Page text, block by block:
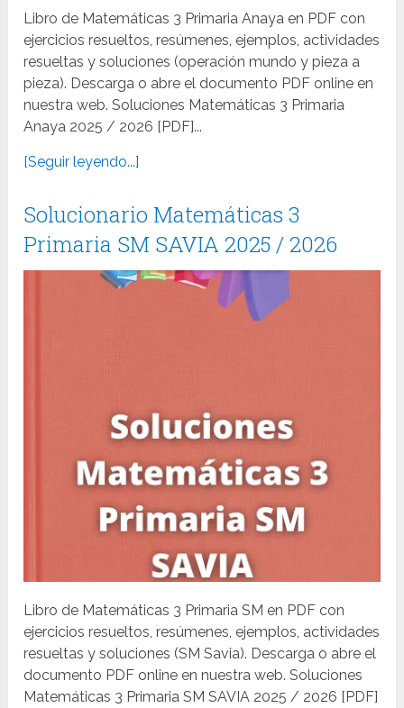
Libro de Matemáticas 3 Primaria Anaya en PDF con
ejercicios resueltos, resúmenes, ejemplos, actividades
resueltas y soluciones (operación mundo y pieza a
pieza). Descarga o abre el documento PDF online en
nuestra web. Soluciones Matemáticas 3 Primaria
Anaya 2025 / 2026 [PDF]...
[Seguir leyendo...]
Solucionario Matemáticas 3
Primaria SM SAVIA 2025 / 2026
Libro de Matemáticas 3 Primaria SM en PDF con
ejercicios resueltos, resúmenes, ejemplos, actividades
resueltas y soluciones (SM Savia). Descarga o abre el
documento PDF online en nuestra web. Soluciones
Matemáticas 3 Primaria SM SAVIA 2025 / 2026 [PDF]